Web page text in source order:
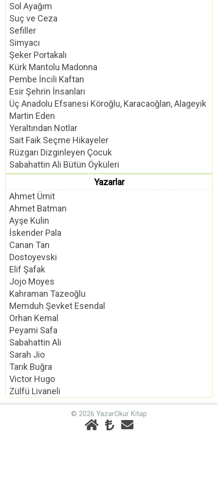
Sol Ayağım
Suç ve Ceza
Sefiller
Simyacı
Şeker Portakalı
Kürk Mantolu Madonna
Pembe İncili Kaftan
Esir Şehrin İnsanları
Üç Anadolu Efsanesi Köroğlu, Karacaoğlan, Alageyik
Martin Eden
Yeraltından Notlar
Sait Faik Seçme Hikayeler
Rüzgarı Dizginleyen Çocuk
Sabahattin Ali Bütün Öyküleri
Yazarlar
Ahmet Ümit
Ahmet Batman
Ayşe Kulin
İskender Pala
Canan Tan
Dostoyevski
Elif Şafak
Jojo Moyes
Kahraman Tazeoğlu
Memduh Şevket Esendal
Orhan Kemal
Peyami Safa
Sabahattin Ali
Sarah Jio
Tarık Buğra
Victor Hugo
Zülfü Livaneli
© 2026 YazarOkur Kitap